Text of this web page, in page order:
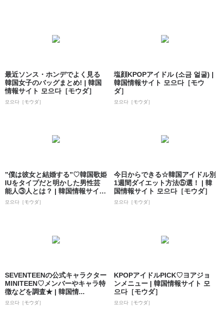
最近ソンス・ホンデでよく見る
韓国女子のバッグまとめ! | 韓国
情報サイト 모으다［モウダ］
모으다［モウダ］
塩顔KPOPアイドル (소금 얼굴) |
韓国情報サイト 모으다［モウ
ダ］
모으다［モウダ］
”僕は彼女と結婚する”♡韓国歌姫
IUをタイプだと明かした男性芸
能人③人とは？ | 韓国情報サイト
...
모으다［モウダ］
今日からできる☆韓国アイドル別
1週間ダイエット方法⑤選！ | 韓
国情報サイト 모으다［モウダ］
모으다［モウダ］
SEVENTEENの公式キャラクター
MINITEEN♡メンバーやキャラ特
徴などを調査★ | 韓国情...
모으다［モウダ］
KPOPアイドルPICK♡ヨアジョ
ンメニュー | 韓国情報サイト 모
으다［モウダ］
모으다［モウダ］